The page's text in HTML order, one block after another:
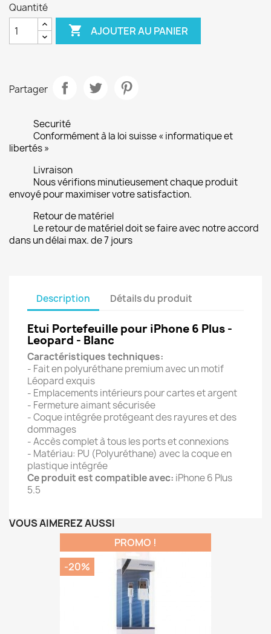
Quantité
 AJOUTER AU PANIER
Partager
Securité
Conformément à la loi suisse « informatique et
libertés »
Livraison
Nous vérifions minutieusement chaque produit
envoyé pour maximiser votre satisfaction.
Retour de matériel
Le retour de matériel doit se faire avec notre accord
dans un délai max. de 7 jours
Description Détails du produit
Etui Portefeuille pour iPhone 6 Plus -
Leopard - Blanc
Caractéristiques techniques:
- Fait en polyuréthane premium avec un motif
Léopard exquis
- Emplacements intérieurs pour cartes et argent
- Fermeture aimant sécurisée
- Coque intégrée protégeant des rayures et des
dommages
- Accès complet à tous les ports et connexions
- Matériau: PU (Polyuréthane) avec la coque en
plastique intégrée
Ce produit est compatible avec: iPhone 6 Plus
5.5
VOUS AIMEREZ AUSSI
PROMO !
-20%